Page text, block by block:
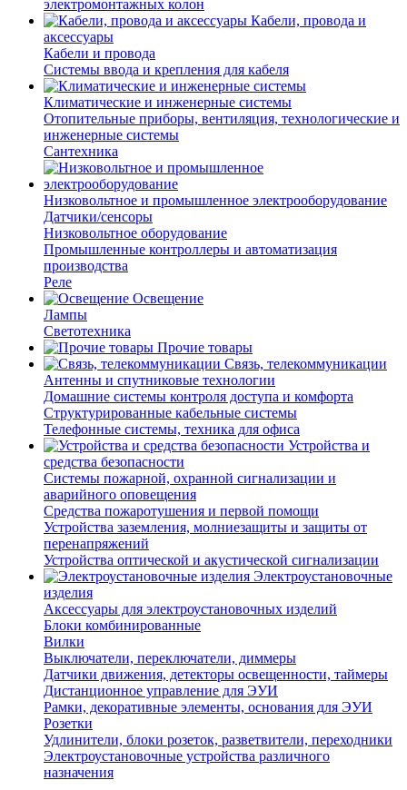
электромонтажных колон
Кабели, провода и
аксессуары
Кабели и провода
Системы ввода и крепления для кабеля
Климатические и инженерные системы
Отопительные приборы, вентиляция, технологические и
инженерные системы
Сантехника
Низковольтное и промышленное электрооборудование
Датчики/сенсоры
Низковольтное оборудование
Промышленные контроллеры и автоматизация
производства
Реле
Освещение
Лампы
Светотехника
Прочие товары
Связь, телекоммуникации
Антенны и спутниковые технологии
Домашние системы контроля доступа и комфорта
Структурированные кабельные системы
Телефонные системы, техника для офиса
Устройства и
средства безопасности
Системы пожарной, охранной сигнализации и
аварийного оповещения
Средства пожаротушения и первой помощи
Устройства заземления, молниезащиты и защиты от
перенапряжений
Устройства оптической и акустической сигнализации
Электроустановочные
изделия
Аксессуары для электроустановочных изделий
Блоки комбинированные
Вилки
Выключатели, переключатели, диммеры
Датчики движения, детекторы освещенности, таймеры
Дистанционное управление для ЭУИ
Рамки, декоративные элементы, основания для ЭУИ
Розетки
Удлинители, блоки розеток, разветвители, переходники
Электроустановочные устройства различного
назначения